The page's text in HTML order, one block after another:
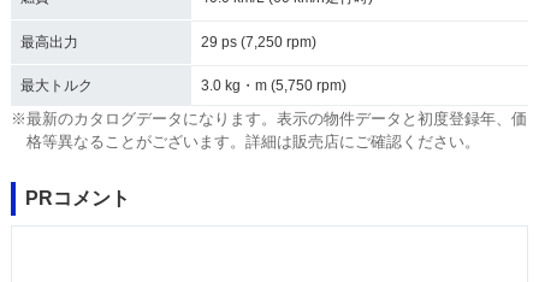
最高出力 29 ps (7,250 rpm)
最大トルク 3.0 kg・m (5,750 rpm)
※最新のカタログデータになります。表示の物件データと初度登録年、価
格等異なることがございます。詳細は販売店にご確認ください。
PRコメント